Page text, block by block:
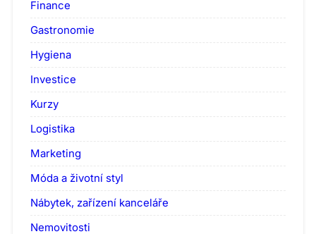
Finance
Gastronomie
Hygiena
Investice
Kurzy
Logistika
Marketing
Móda a životní styl
Nábytek, zařízení kanceláře
Nemovitosti